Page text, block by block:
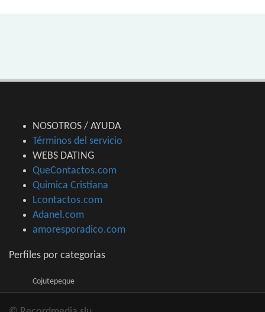
NOSOTROS / AYUDA
Términos del servicio
WEBS DATING
QueContactos.com
Quimica Cristiana
Lcontactos.com
Adanel.com
amoresporadico.com
Perfiles por categorias
Cojutepeque